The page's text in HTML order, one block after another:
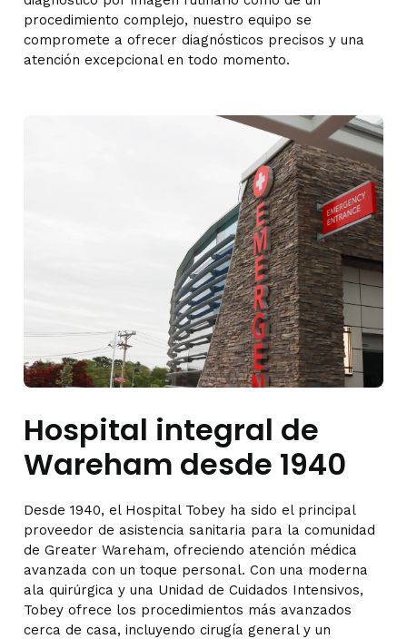
procedimiento complejo, nuestro equipo se
compromete a ofrecer diagnósticos precisos y una
atención excepcional en todo momento.
Hospital integral de
Wareham desde 1940
Desde 1940, el Hospital Tobey ha sido el principal
proveedor de asistencia sanitaria para la comunidad
de Greater Wareham, ofreciendo atención médica
avanzada con un toque personal. Con una moderna
ala quirúrgica y una Unidad de Cuidados Intensivos,
Tobey ofrece los procedimientos más avanzados
cerca de casa, incluyendo cirugía general y un